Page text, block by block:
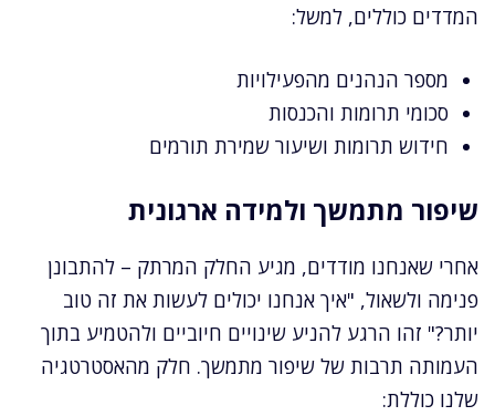
המדדים כוללים, למשל:
מספר הנהנים מהפעילויות
סכומי תרומות והכנסות
חידוש תרומות ושיעור שמירת תורמים
שיפור מתמשך ולמידה ארגונית
אחרי שאנחנו מודדים, מגיע החלק המרתק – להתבונן
פנימה ולשאול, "איך אנחנו יכולים לעשות את זה טוב
יותר?" זהו הרגע להניע שינויים חיוביים ולהטמיע בתוך
העמותה תרבות של שיפור מתמשך. חלק מהאסטרטגיה
שלנו כוללת: